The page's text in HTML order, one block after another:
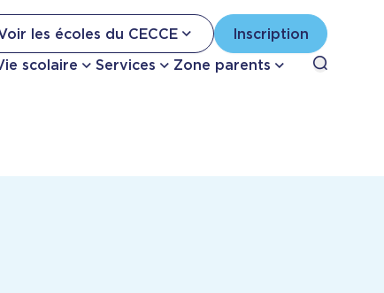
les écoles du CECCE Inscription
scolaire Services Zone parents Open